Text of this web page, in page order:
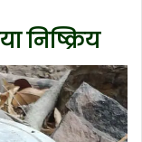
निष्क्रिय